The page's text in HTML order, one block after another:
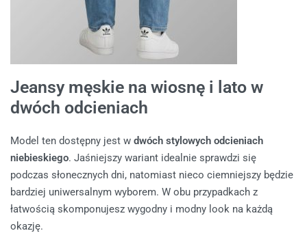
Jeansy męskie na wiosnę i lato w
dwóch odcieniach
Model ten dostępny jest w dwóch stylowych odcieniach
niebieskiego. Jaśniejszy wariant idealnie sprawdzi się
podczas słonecznych dni, natomiast nieco ciemniejszy będzie
bardziej uniwersalnym wyborem. W obu przypadkach z
łatwością skomponujesz wygodny i modny look na każdą
okazję.